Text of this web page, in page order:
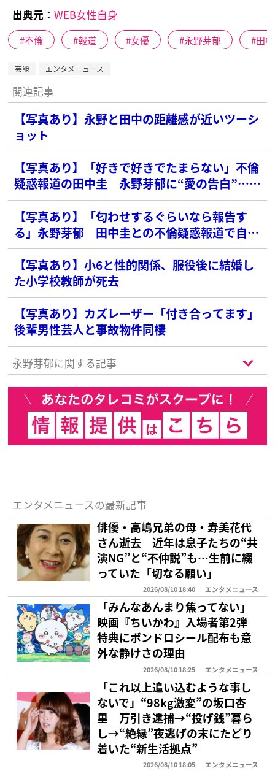
出典元： WEB女性自身
不倫 報道 女優 永野芽郁 田
芸能 エンタメニュース
関連記事
【写真あり】永野と田中の距離感が近いツーシ
ョット
【写真あり】「好きで好きでたまらない」不倫
疑惑報道の田中圭 永野芽郁に“愛の告白”…語
っていた危うい結婚観
【写真あり】「匂わせするぐらいなら報告す
る」永野芽郁 田中圭との不倫疑惑報道で自ら
破った「ファンとの約束」
【写真あり】小6と性的関係、服役後に結婚し
た小学校教師が死去
【写真あり】カズレーザー「付き合ってます」
後輩男性芸人と事故物件同棲
永野芽郁に関する記事
エンタメニュースの最新記事
俳優・高嶋兄弟の母・寿美花代
さん逝去 近年は息子たちの“共
演NG”と“不仲説”も…生前に綴
っていた「切なる願い」
2026/08/10 18:40 エンタメニュース
「みんなあんまり焦ってない」
映画『ちいかわ』入場者第2弾
特典にボンドロシール配布も意
外な静けさの理由
2026/08/10 18:25 エンタメニュース
「これ以上追い込むような事し
ないで」“98kg激変”の坂口杏
里 万引き逮捕→“投げ銭”暮ら
し→“絶縁”夜逃げの末にたどり
着いた“新生活拠点”
2026/08/10 18:05 エンタメニュース